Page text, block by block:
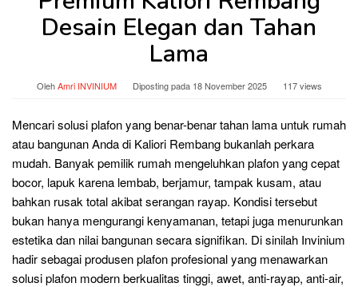
Desain Elegan dan Tahan
Lama
OlehAmri INVINIUM Diposting pada 18 November 2025 117 views
Mencari solusi plafon yang benar-benar tahan lama untuk rumah
atau bangunan Anda di Kaliori Rembang bukanlah perkara
mudah. Banyak pemilik rumah mengeluhkan plafon yang cepat
bocor, lapuk karena lembab, berjamur, tampak kusam, atau
bahkan rusak total akibat serangan rayap. Kondisi tersebut
bukan hanya mengurangi kenyamanan, tetapi juga menurunkan
estetika dan nilai bangunan secara signifikan. Di sinilah Invinium
hadir sebagai produsen plafon profesional yang menawarkan
solusi plafon modern berkualitas tinggi, awet, anti-rayap, anti-air,